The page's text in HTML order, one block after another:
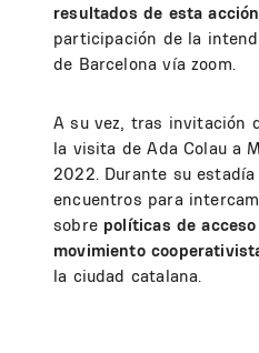
resultados de esta acción
participación de la
de Barcelona vía zoom.
A su vez, tras invitación
la visita de Ada Colau a
2022. Durante su
encuentros para
sobre políticas de
movimiento
la ciudad catalana.